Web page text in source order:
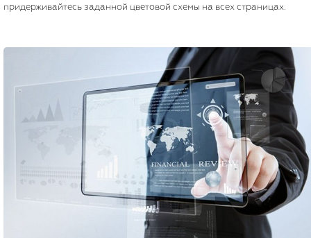
придерживайтесь заданной цветовой схемы на всех страницах.